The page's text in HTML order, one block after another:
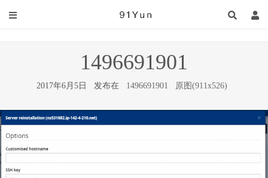
1496691901
2017年6月5日 发布在 1496691901 原图(911x526)